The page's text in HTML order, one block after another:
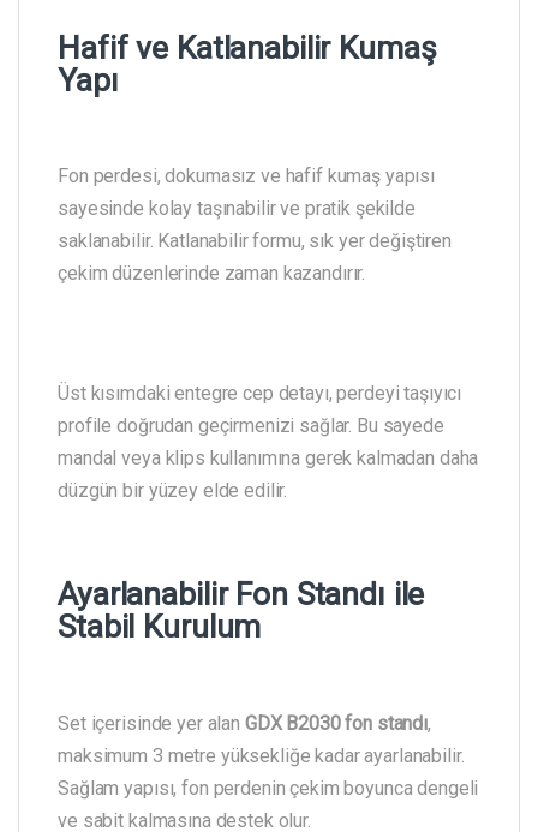
Hafif ve Katlanabilir Kumaş
Yapı
Fon perdesi, dokumasız ve hafif kumaş yapısı
sayesinde kolay taşınabilir ve pratik şekilde
saklanabilir. Katlanabilir formu, sık yer değiştiren
çekim düzenlerinde zaman kazandırır.
Üst kısımdaki entegre cep detayı, perdeyi taşıyıcı
profile doğrudan geçirmenizi sağlar. Bu sayede
mandal veya klips kullanımına gerek kalmadan daha
düzgün bir yüzey elde edilir.
Ayarlanabilir Fon Standı ile
Stabil Kurulum
Set içerisinde yer alan GDX B2030 fon standı,
maksimum 3 metre yüksekliğe kadar ayarlanabilir.
Sağlam yapısı, fon perdenin çekim boyunca dengeli
ve sabit kalmasına destek olur.